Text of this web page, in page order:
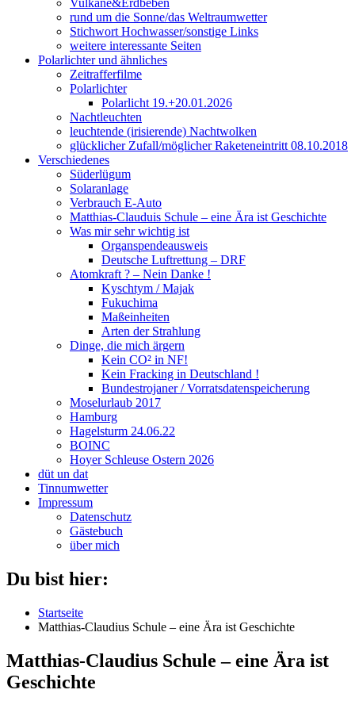
Vulkane&Erdbeben
rund um die Sonne/das Weltraumwetter
Stichwort Hochwasser/sonstige Links
weitere interessante Seiten
Polarlichter und ähnliches
Zeitrafferfilme
Polarlichter
Polarlicht 19.+20.01.2026
Nachtleuchten
leuchtende (irisierende) Nachtwolken
glücklicher Zufall/möglicher Raketeneintritt 08.10.2018
Verschiedenes
Süderlügum
Solaranlage
Verbrauch E-Auto
Matthias-Clauduis Schule – eine Ära ist Geschichte
Was mir sehr wichtig ist
Organspendeausweis
Deutsche Luftrettung – DRF
Atomkraft ? – Nein Danke !
Kyschtym / Majak
Fukuchima
Maßeinheiten
Arten der Strahlung
Dinge, die mich ärgern
Kein CO² in NF!
Kein Fracking in Deutschland !
Bundestrojaner / Vorratsdatenspeicherung
Moselurlaub 2017
Hamburg
Hagelsturm 24.06.22
BOINC
Hoyer Schleuse Ostern 2026
düt un dat
Tinnumwetter
Impressum
Datenschutz
Gästebuch
über mich
Du bist hier:
Startseite
Matthias-Claudius Schule – eine Ära ist Geschichte
Matthias-Claudius Schule – eine Ära ist
Geschichte